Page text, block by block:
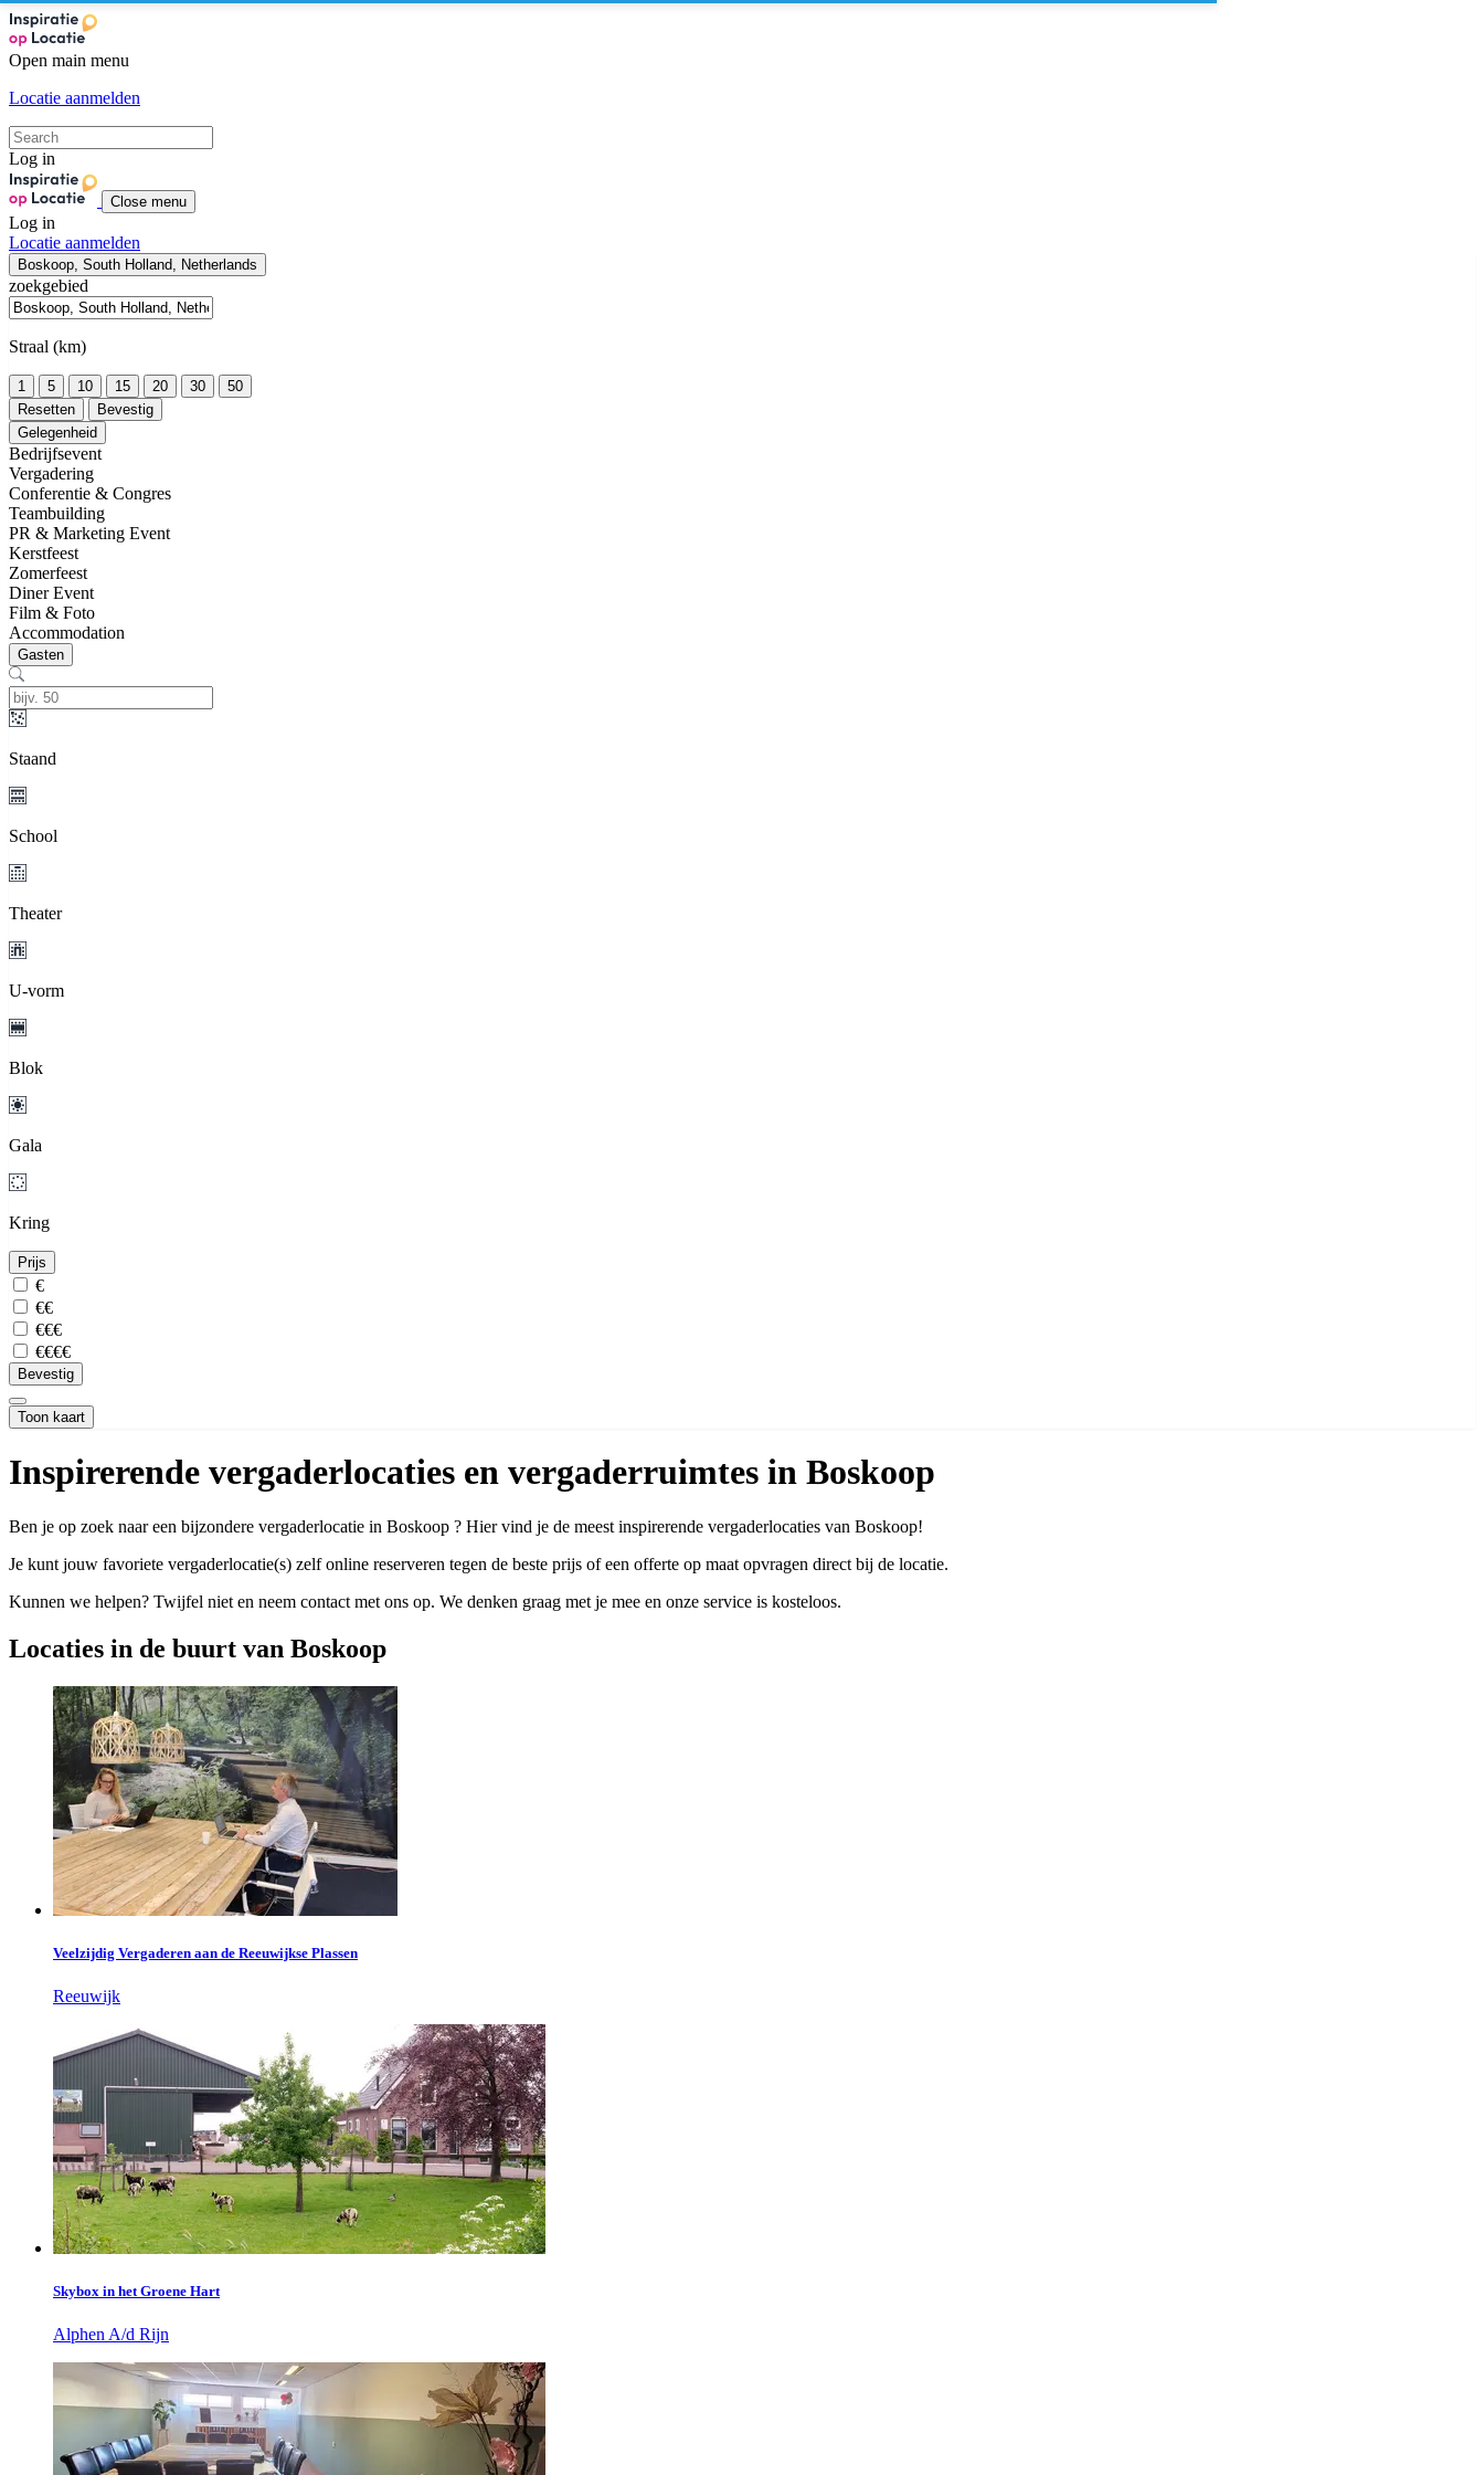
Open main menu
Locatie aanmelden
Log in
Close menu
Log in
Locatie aanmelden
Boskoop, South Holland, Netherlands
zoekgebied
Straal (km)
1 5 10 15 20 30
50
Resetten
Bevestig
Gelegenheid
Bedrijfsevent
Vergadering
Conferentie & Congres
Teambuilding
PR & Marketing Event
Kerstfeest
Zomerfeest
Diner Event
Film & Foto
Accommodation
Gasten
Staand
School
Theater
U-vorm
Blok
Gala
Kring
Prijs
€
€€
€€€
€€€€
Bevestig
Toon kaart
Inspirerende vergaderlocaties en vergaderruimtes in Boskoop
Ben je op zoek naar een bijzondere vergaderlocatie in Boskoop ? Hier vind je de meest inspirerende vergaderlocaties van Boskoop!
Je kunt jouw favoriete vergaderlocatie(s) zelf online reserveren tegen de beste prijs of een offerte op maat opvragen direct bij de locatie.
Kunnen we helpen? Twijfel niet en neem contact met ons op. We denken graag met je mee en onze service is kosteloos.
Locaties in de buurt van Boskoop
Veelzijdig Vergaderen aan de Reeuwijkse Plassen
Reeuwijk
Skybox in het Groene Hart
Alphen A/d Rijn